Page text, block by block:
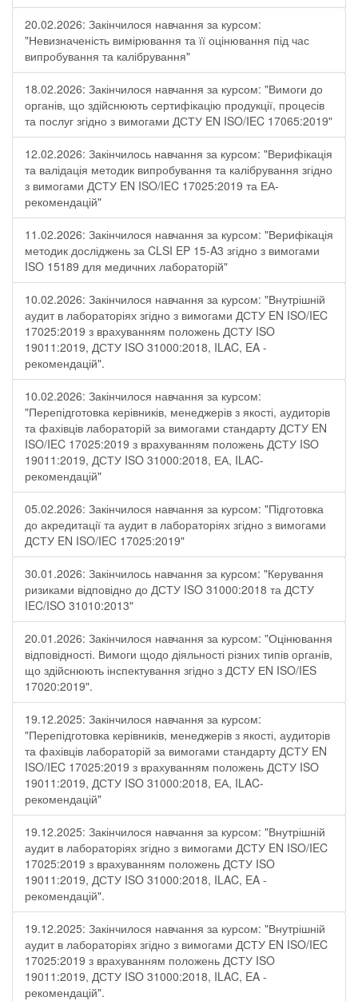
20.02.2026: Закінчилося навчання за курсом:
"Невизначеність вимірювання та її оцінювання під час
випробування та калібрування"
18.02.2026: Закінчилося навчання за курсом: "Вимоги до
органів, що здійснюють сертифікацію продукції, процесів
та послуг згідно з вимогами ДСТУ EN ISO/IEC 17065:2019"
12.02.2026: Закінчилось навчання за курсом: "Верифікація
та валідація методик випробування та калібрування згідно
з вимогами ДСТУ EN ISO/IEC 17025:2019 та ЕА-
рекомендацій"
11.02.2026: Закінчилося навчання за курсом: "Верифікація
методик досліджень за CLSI EP 15-A3 згідно з вимогами
ISO 15189 для медичних лабораторій"
10.02.2026: Закінчилося навчання за курсом: "Внутрішній
аудит в лабораторіях згідно з вимогами ДСТУ EN ISO/IEC
17025:2019 з врахуванням положень ДСТУ ISO
19011:2019, ДСТУ ISO 31000:2018, ILAC, EA -
рекомендацій".
10.02.2026: Закінчилося навчання за курсом:
"Перепідготовка керівників, менеджерів з якості, аудиторів
та фахівців лабораторій за вимогами стандарту ДСТУ EN
ISO/IEC 17025:2019 з врахуванням положень ДСТУ ISO
19011:2019, ДСТУ ISO 31000:2018, ЕА, ILAC-
рекомендацій"
05.02.2026: Закінчилося навчання за курсом: "Підготовка
до акредитації та аудит в лабораторіях згідно з вимогами
ДСТУ EN ISO/IEC 17025:2019"
30.01.2026: Закінчилось навчання за курсом: "Керування
ризиками відповідно до ДСТУ ISO 31000:2018 та ДСТУ
IEC/ISO 31010:2013"
20.01.2026: Закінчилося навчання за курсом: "Оцінювання
відповідності. Вимоги щодо діяльності різних типів органів,
що здійснюють інспектування згідно з ДСТУ ЕN ISO/IES
17020:2019".
19.12.2025: Закінчилося навчання за курсом:
"Перепідготовка керівників, менеджерів з якості, аудиторів
та фахівців лабораторій за вимогами стандарту ДСТУ EN
ISO/IEC 17025:2019 з врахуванням положень ДСТУ ISO
19011:2019, ДСТУ ISO 31000:2018, ЕА, ILAC-
рекомендацій"
19.12.2025: Закінчилося навчання за курсом: "Внутрішній
аудит в лабораторіях згідно з вимогами ДСТУ EN ISO/IEC
17025:2019 з врахуванням положень ДСТУ ISO
19011:2019, ДСТУ ISO 31000:2018, ILAC, EA -
рекомендацій".
19.12.2025: Закінчилося навчання за курсом: "Внутрішній
аудит в лабораторіях згідно з вимогами ДСТУ EN ISO/IEC
17025:2019 з врахуванням положень ДСТУ ISO
19011:2019, ДСТУ ISO 31000:2018, ILAC, EA -
рекомендацій".